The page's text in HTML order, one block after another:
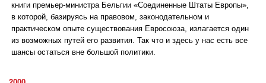
книги премьер-министра Бельгии «Соединенные Штаты Европы»,
в которой, базируясь на правовом, законодательном и
практическом опыте существования Евросоюза, излагается один
из возможных путей его развития. Так что и здесь у нас есть все
шансы остаться вне большой политики.